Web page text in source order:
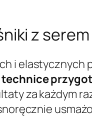
z serem
i elastycznych
za każdym